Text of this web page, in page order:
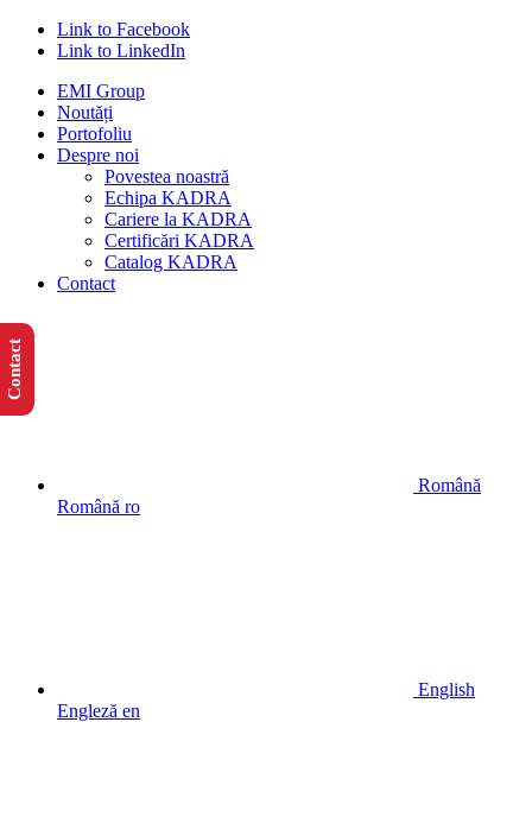
Link to Facebook
Link to LinkedIn
EMI Group
Noutăți
Portofoliu
Despre noi
Povestea noastră
Echipa KADRA
Cariere la KADRA
Certificări KADRA
Catalog KADRA
Contact
Română
Română ro
English
Engleză en
Contact